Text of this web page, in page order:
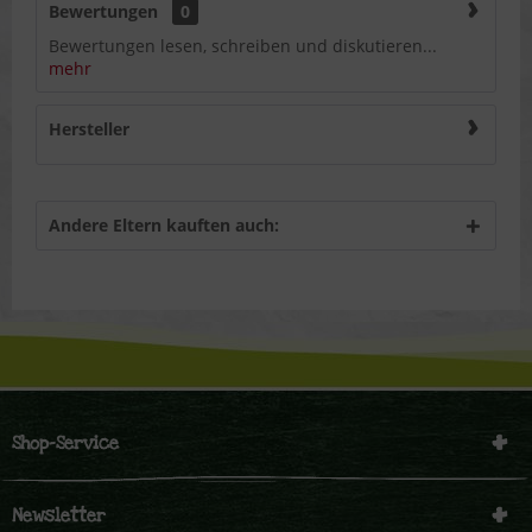
Bewertungen
0
Bewertungen lesen, schreiben und diskutieren...
mehr
Hersteller
Andere Eltern kauften auch:
Shop-Service
Newsletter